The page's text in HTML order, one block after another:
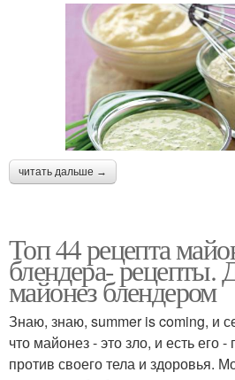
читать дальше →
Топ 44 рецепта
блендера-
майонез блендером
Знаю, знаю, summer is coming, и
что майонез - это зло, и есть его
против своего тела и здоровья.